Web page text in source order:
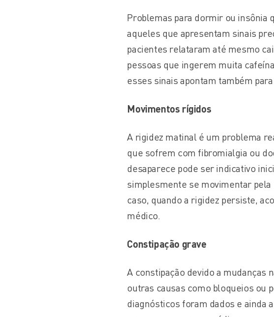
Problemas para dormir ou insônia
aqueles que apresentam sinais
pacientes relataram até mesmo
pessoas que ingerem muita
esses sinais apontam também
Movimentos rígidos
A rigidez matinal é um problema
que sofrem com fibromialgia ou
desaparece pode ser indicativo
simplesmente se movimentar
caso, quando a rigidez persiste,
médico.
Constipação grave
A constipação devido a mudanças
outras causas como bloqueios ou
diagnósticos foram dados e ainda